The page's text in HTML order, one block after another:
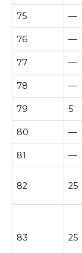
75 —
76 —
77 —
78 —
79 5
80 —
81 —
82 25
83 25